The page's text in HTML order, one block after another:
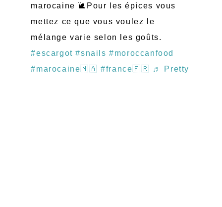
marocaine 🐌Pour les épices vous
mettez ce que vous voulez le
mélange varie selon les goûts.
#escargot #snails #moroccanfood
#marocaine🇲🇦 #france🇫🇷 ♬ Pretty